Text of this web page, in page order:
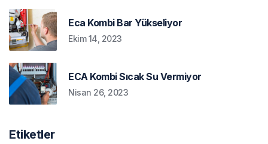
Eca Kombi Bar Yükseliyor
Ekim 14, 2023
ECA Kombi Sıcak Su Vermiyor
Nisan 26, 2023
Etiketler